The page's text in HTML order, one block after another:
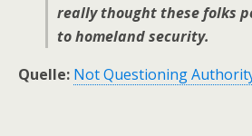
really thought these folks
to homeland security.
Quelle: Not Questioning